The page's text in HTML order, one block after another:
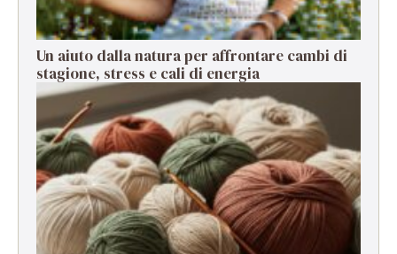
Un aiuto dalla natura per affrontare cambi di
stagione, stress e cali di energia